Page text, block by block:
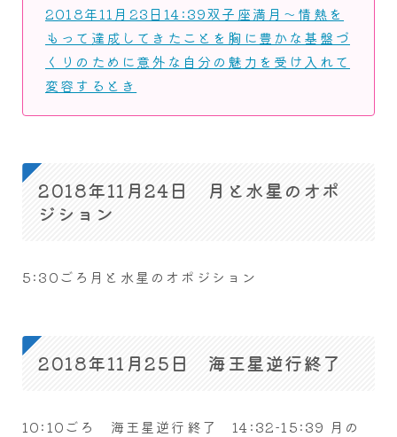
2018年11月23日14:39双子座満月～情熱を
もって達成してきたことを胸に豊かな基盤づ
くりのために意外な自分の魅力を受け入れて
変容するとき
2018年11月24日 月と水星のオポ
ジション
5:30ごろ月と水星のオポジション
2018年11月25日 海王星逆行終了
10:10ごろ 海王星逆行終了 14:32-15:39 月の